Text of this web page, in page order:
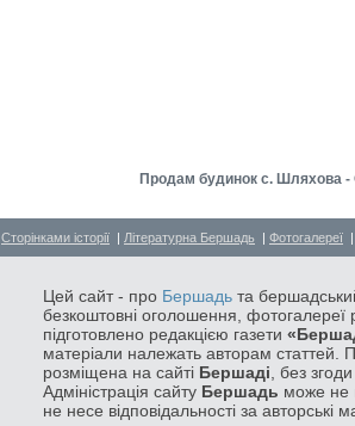
Продам будинок с. Шляхова
Сторінками історії | Літературна Бершадь | Фотогалереї
Цей сайт - про Бершадь та
безкоштовні оголошення, фотогалереї
підготовлено редакцією газети
матеріали належать авторам статтей.
розміщена на сайті Бершаді , без
Адміністрація сайту Бершадь може не
не несе відповідальності за авторські